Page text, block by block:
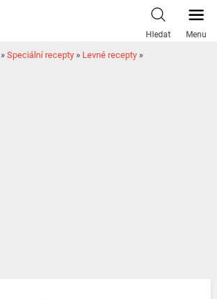
Hledat Menu
» Speciální recepty » Levné recepty »